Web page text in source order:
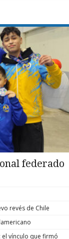
federado
revés de Chile
vínculo que firmó